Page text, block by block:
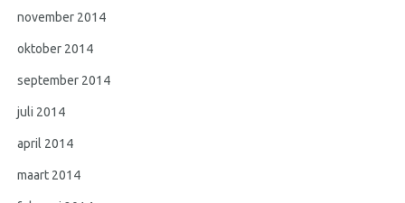
november 2014
oktober 2014
september 2014
juli 2014
april 2014
maart 2014